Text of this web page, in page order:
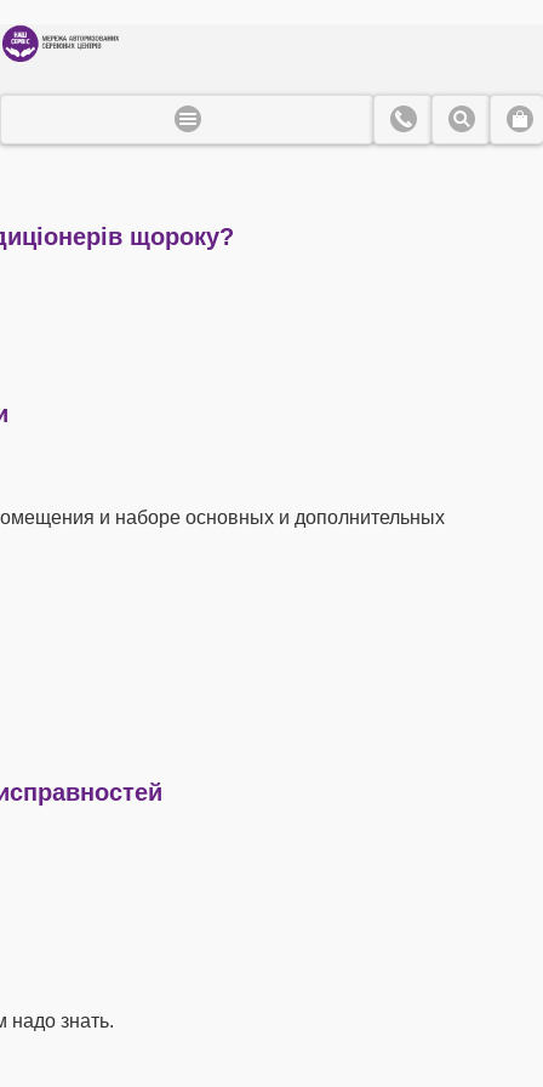
щороку?
и наборе основных и дополнительных
надо знать.